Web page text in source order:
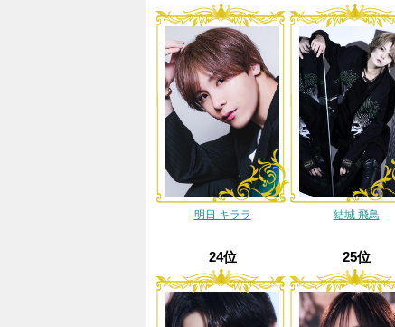
明日 キララ 結城 飛鳥
24位 25位